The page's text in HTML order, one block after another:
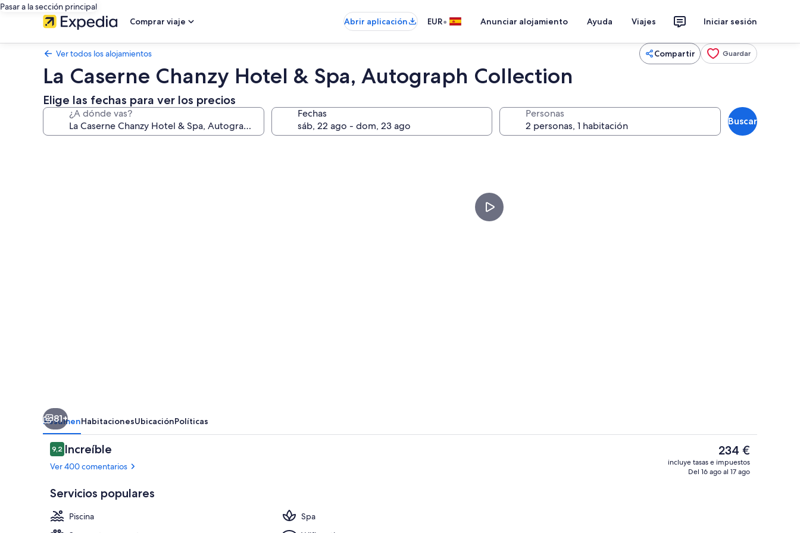
Pasar a la sección principal
Comprar viaje
Abrir aplicación EUR• Anunciar alojamiento Ayuda Viajes Iniciar sesión
Ver todos los alojamientos Compartir Guardar
La Caserne Chanzy Hotel & Spa, Autograph Collection
Elige las fechas para ver los precios
¿A dónde vas? Fechas Personas
Buscar
Bar (en el alojamiento)
81+
ResumenHabitacionesUbicaciónPolíticas
Comentarios
9,29,2 de 10
Increíble
Ver 400 comentarios
Servicios populares
Piscina
Spa
El
precio
actual
234 €
incluye tasas e impuestos
Del 16 ago al 17 ago